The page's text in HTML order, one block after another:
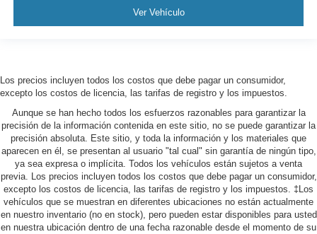
Ver Vehículo
Los precios incluyen todos los costos que debe pagar un consumidor,
excepto los costos de licencia, las tarifas de registro y los impuestos.
Aunque se han hecho todos los esfuerzos razonables para garantizar la
precisión de la información contenida en este sitio, no se puede garantizar la
precisión absoluta. Este sitio, y toda la información y los materiales que
aparecen en él, se presentan al usuario "tal cual" sin garantía de ningún tipo,
ya sea expresa o implícita. Todos los vehículos están sujetos a venta
previa. Los precios incluyen todos los costos que debe pagar un consumidor,
excepto los costos de licencia, las tarifas de registro y los impuestos. ‡Los
vehículos que se muestran en diferentes ubicaciones no están actualmente
en nuestro inventario (no en stock), pero pueden estar disponibles para usted
en nuestra ubicación dentro de una fecha razonable desde el momento de su